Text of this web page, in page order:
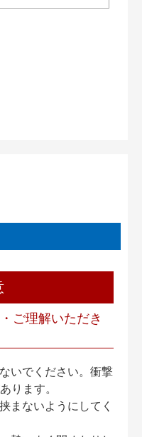
ご理解いただき
いでください。衝撃
ります。
まないようにしてく